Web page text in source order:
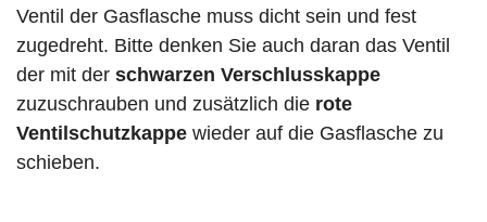
Ventil der Gasflasche muss dicht sein und fest
zugedreht. Bitte denken Sie auch daran das Ventil
der mit der schwarzen Verschlusskappe
zuzuschrauben und zusätzlich die rote
Ventilschutzkappe wieder auf die Gasflasche zu
schieben.